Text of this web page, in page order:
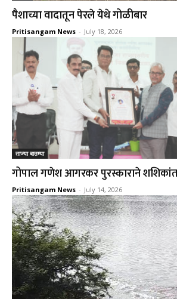
पैशाच्या वादातून पेरले येथे गोळीबार
Pritisangam News - July 18, 2026
ताज्या बातम्या
गोपाल गणेश आगरकर पुरस्काराने
Pritisangam News - July 14, 2026